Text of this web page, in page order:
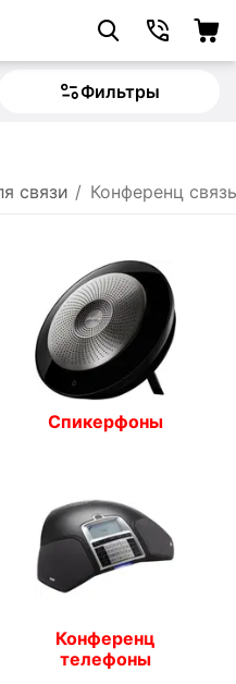
Фильтры
связи / Конференц связь
Спикерфоны
Конференц
телефоны